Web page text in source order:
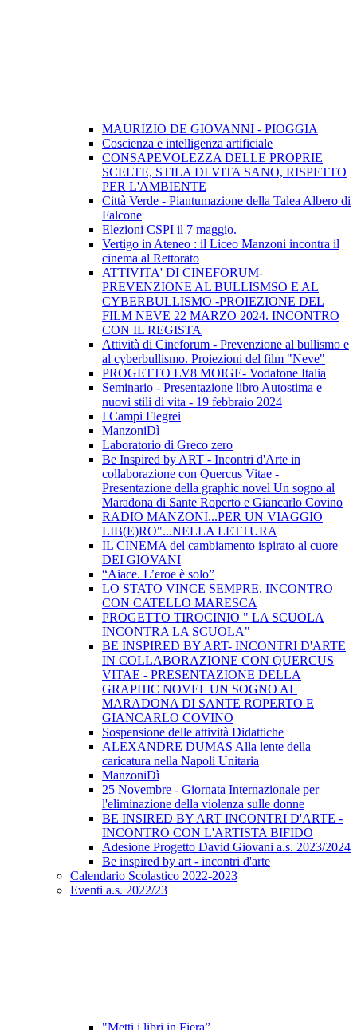
MAURIZIO DE GIOVANNI - PIOGGIA
Coscienza e intelligenza artificiale
CONSAPEVOLEZZA DELLE PROPRIE
SCELTE, STILA DI VITA SANO, RISPETTO
PER L'AMBIENTE
Città Verde - Piantumazione della Talea Albero di
Falcone
Elezioni CSPI il 7 maggio.
Vertigo in Ateneo : il Liceo Manzoni incontra il
cinema al Rettorato
ATTIVITA' DI CINEFORUM-
PREVENZIONE AL BULLISMSO E AL
CYBERBULLISMO -PROIEZIONE DEL
FILM NEVE 22 MARZO 2024. INCONTRO
CON IL REGISTA
Attività di Cineforum - Prevenzione al bullismo e
al cyberbullismo. Proiezioni del film "Neve"
PROGETTO LV8 MOIGE- Vodafone Italia
Seminario - Presentazione libro Autostima e
nuovi stili di vita - 19 febbraio 2024
I Campi Flegrei
ManzoniDì
Laboratorio di Greco zero
Be Inspired by ART - Incontri d'Arte in
collaborazione con Quercus Vitae -
Presentazione della graphic novel Un sogno al
Maradona di Sante Roperto e Giancarlo Covino
RADIO MANZONI...PER UN VIAGGIO
LIB(E)RO"...NELLA LETTURA
IL CINEMA del cambiamento ispirato al cuore
DEI GIOVANI
“Aiace. L’eroe è solo”
LO STATO VINCE SEMPRE. INCONTRO
CON CATELLO MARESCA
PROGETTO TIROCINIO " LA SCUOLA
INCONTRA LA SCUOLA"
BE INSPIRED BY ART- INCONTRI D'ARTE
IN COLLABORAZIONE CON QUERCUS
VITAE - PRESENTAZIONE DELLA
GRAPHIC NOVEL UN SOGNO AL
MARADONA DI SANTE ROPERTO E
GIANCARLO COVINO
Sospensione delle attività Didattiche
ALEXANDRE DUMAS Alla lente della
caricatura nella Napoli Unitaria
ManzoniDì
25 Novembre - Giornata Internazionale per
l'eliminazione della violenza sulle donne
BE INSIRED BY ART INCONTRI D'ARTE -
INCONTRO CON L'ARTISTA BIFIDO
Adesione Progetto David Giovani a.s. 2023/2024
Be inspired by art - incontri d'arte
Calendario Scolastico 2022-2023
Eventi a.s. 2022/23